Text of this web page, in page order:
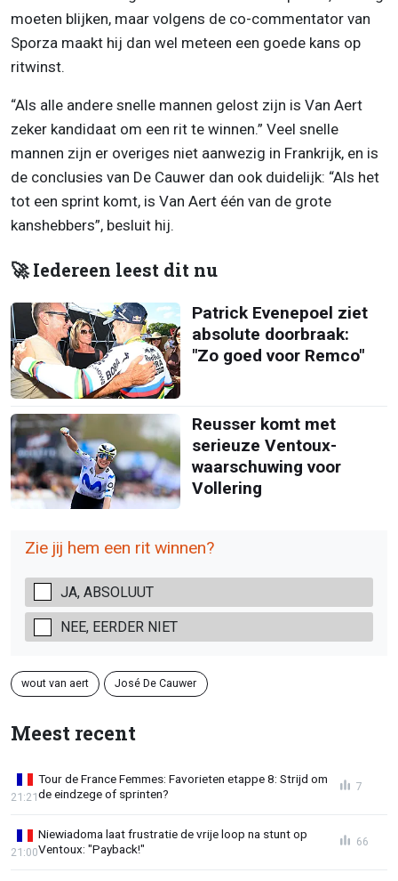
moeten blijken, maar volgens de co-commentator van
Sporza maakt hij dan wel meteen een goede kans op
ritwinst.
“Als alle andere snelle mannen gelost zijn is Van Aert
zeker kandidaat om een rit te winnen.” Veel snelle
mannen zijn er overiges niet aanwezig in Frankrijk, en is
de conclusies van De Cauwer dan ook duidelijk: “Als het
tot een sprint komt, is Van Aert één van de grote
kanshebbers”, besluit hij.
🚀 Iedereen leest dit nu
Patrick Evenepoel ziet
absolute doorbraak:
"Zo goed voor Remco"
Reusser komt met
serieuze Ventoux-
waarschuwing voor
Vollering
Zie jij hem een rit winnen?
JA, ABSOLUUT
NEE, EERDER NIET
wout van aert José De Cauwer
Meest recent
Tour de France Femmes: Favorieten etappe 8: Strijd om
de eindzege of sprinten?
21:21
7
Niewiadoma laat frustratie de vrije loop na stunt op
Ventoux: "Payback!"
21:00
66